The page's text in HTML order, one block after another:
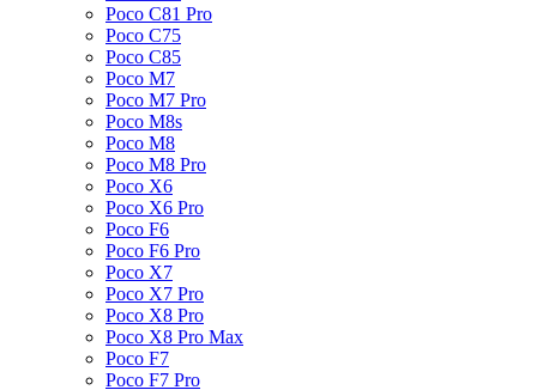
Poco C81 Pro
Poco C75
Poco C85
Poco M7
Poco M7 Pro
Poco M8s
Poco M8
Poco M8 Pro
Poco X6
Poco X6 Pro
Poco F6
Poco F6 Pro
Poco X7
Poco X7 Pro
Poco X8 Pro
Poco X8 Pro Max
Poco F7
Poco F7 Pro